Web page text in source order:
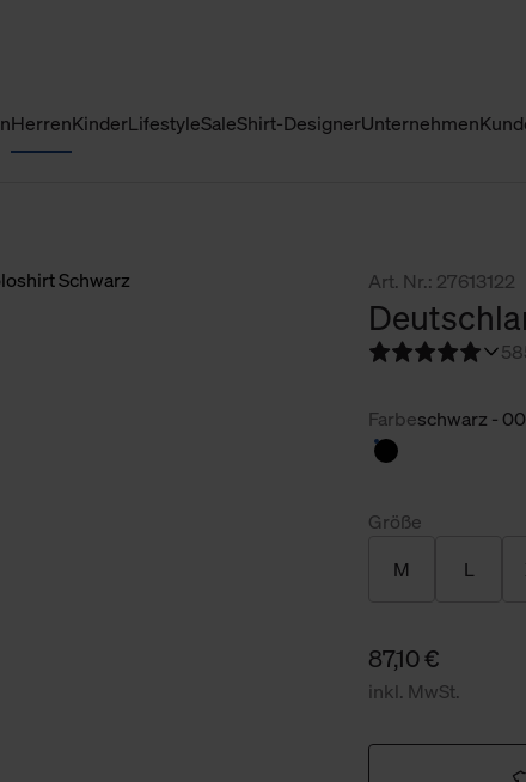
HerrenKinderLifestyleSaleShirt-DesignerUnternehmen
Art. Nr.: 27613122
5
Farbeschwarz -
Größe
M L
87,10 €
inkl. MwSt.